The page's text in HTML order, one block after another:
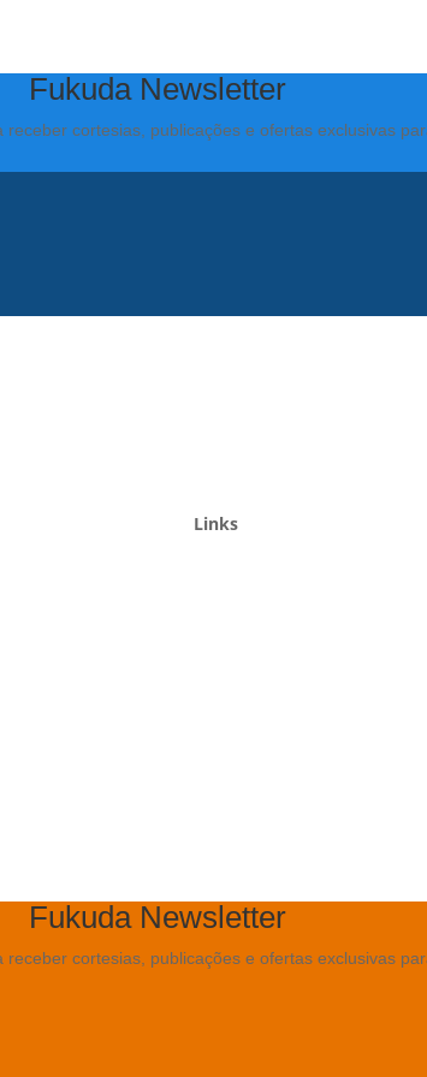
Fukuda Newsletter
cortesias, publicações e ofertas exclusivas
Links
Fukuda Newsletter
cortesias, publicações e ofertas exclusivas